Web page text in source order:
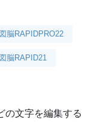
図脳RAPIDPRO22
図脳RAPID21
の文字を編集する